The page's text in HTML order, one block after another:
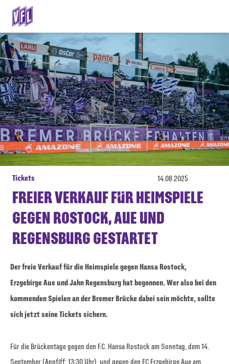
Tickets 14.08.2025
FREIER VERKAUF FÜR HEIMSPIELE
GEGEN ROSTOCK, AUE UND
REGENSBURG GESTARTET
Der freie Verkauf für die Heimspiele gegen Hansa Rostock,
Erzgebirge Aue und Jahn Regensburg hat begonnen. Wer also bei den
kommenden Spielen an der Bremer Brücke dabei sein möchte, sollte
sich jetzt seine Tickets sichern.
Für die Brückentage gegen den F.C. Hansa Rostock am Sonntag, dem 14.
September (Anpfiff: 13:30 Uhr), und gegen den FC Erzgebirge Aue am